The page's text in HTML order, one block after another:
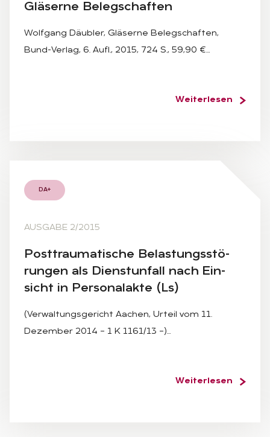
Glä­ser­ne Be­leg­schaf­ten
Wolfgang Däubler, Gläserne Belegschaften,
Bund-Verlag, 6. Aufl., 2015, 724 S., 59,90 €…
Weiterlesen
DA+
AUSGABE 2/2015
Post­trau­ma­ti­sche Be­las­tungs­stö­
run­gen als Dienst­un­fall nach Ein­
sicht in Per­so­nal­ak­te (Ls)
(Verwaltungsgericht Aachen, Urteil vom 11.
Dezember 2014 – 1 K 1161/13 –)…
Weiterlesen